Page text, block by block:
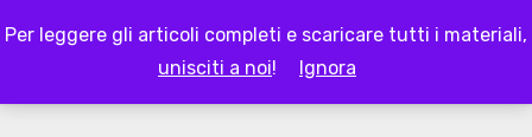
Per leggere gli articoli completi e scaricare tutti i materiali,
unisciti a noi! Ignora
to
LAPAPPADOLCE